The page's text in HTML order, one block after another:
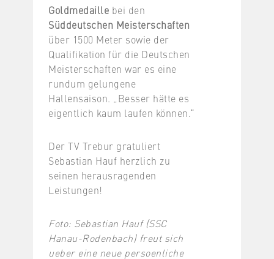
Goldmedaille bei den
Süddeutschen Meisterschaften
über 1500 Meter sowie der
Qualifikation für die Deutschen
Meisterschaften war es eine
rundum gelungene
Hallensaison. „Besser hätte es
eigentlich kaum laufen können.“
Der TV Trebur gratuliert
Sebastian Hauf herzlich zu
seinen herausragenden
Leistungen!
Foto: Sebastian Hauf (SSC
Hanau-Rodenbach) freut sich
ueber eine neue persoenliche